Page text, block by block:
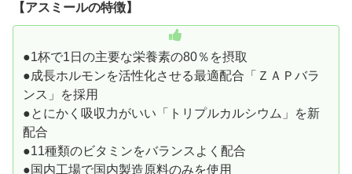
【アスミールの特徴】
●1杯で1日の主要な栄養素の80％を摂取
●成長ホルモンを活性化させる最適配合「ＺＡＰバラ
ンス」を採用
●とにかく吸収力がいい「トリプルカルシウム」を新
配合
●11種類のビタミンをバランスよく配合
●国内工場で国内製造原料のみを使用